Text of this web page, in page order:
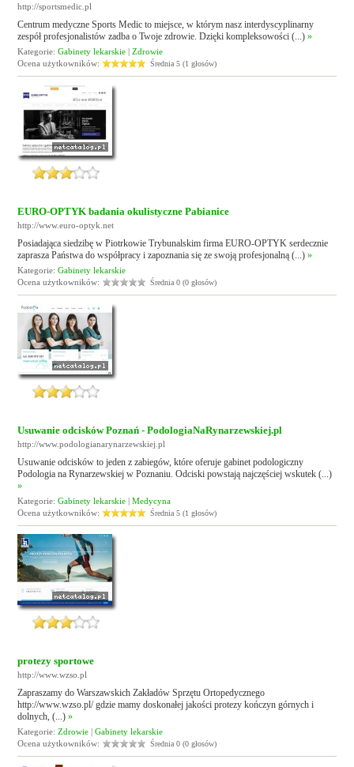
http://sportsmedic.pl
Centrum medyczne Sports Medic to miejsce, w którym nasz interdyscyplinarny
zespół profesjonalistów zadba o Twoje zdrowie. Dzięki kompleksowości (...)»
Kategorie:Gabinety lekarskie |Zdrowie
Ocena użytkowników:
Średnia 5 (1 głosów)
EURO-OPTYK badania okulistyczne Pabianice
http://www.euro-optyk.net
Posiadająca siedzibę w Piotrkowie Trybunalskim firma EURO-OPTYK serdecznie
zaprasza Państwa do współpracy i zapoznania się ze swoją profesjonalną (...)»
Kategorie:Gabinety lekarskie
Ocena użytkowników:
Średnia 0 (0 głosów)
Usuwanie odcisków Poznań - PodologiaNaRynarzewskiej.pl
http://www.podologianarynarzewskiej.pl
Usuwanie odcisków to jeden z zabiegów, które oferuje gabinet podologiczny
Podologia na Rynarzewskiej w Poznaniu. Odciski powstają najczęściej wskutek (...)
»
Kategorie:Gabinety lekarskie |Medycyna
Ocena użytkowników:
Średnia 5 (1 głosów)
protezy sportowe
http://www.wzso.pl
Zapraszamy do Warszawskich Zakładów Sprzętu Ortopedycznego
http://www.wzso.pl/ gdzie mamy doskonałej jakości protezy kończyn górnych i
dolnych, (...)»
Kategorie:Zdrowie |Gabinety lekarskie
Ocena użytkowników:
Średnia 0 (0 głosów)